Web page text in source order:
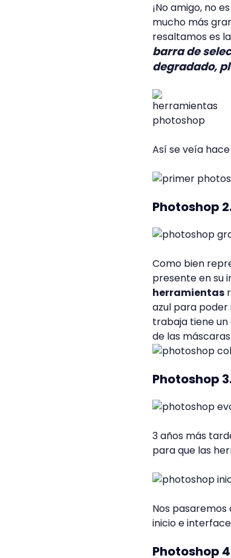
¡No amigo, no
mucho más
resaltamos es
barra de
degradado,
Así se veía hace
Photoshop
Como bien
presente en su
herramientas
azul para poder
trabaja tiene
de las
Photoshop
3 años más
para que las
Nos
inicio e
Photoshop